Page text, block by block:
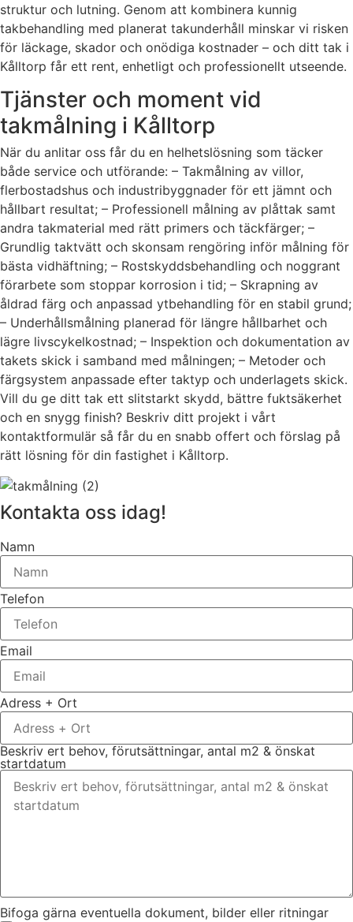
struktur och lutning. Genom att kombinera kunnig
takbehandling med planerat takunderhåll minskar vi risken
för läckage, skador och onödiga kostnader – och ditt tak i
Kålltorp får ett rent, enhetligt och professionellt utseende.
Tjänster och moment vid
takmålning i Kålltorp
När du anlitar oss får du en helhetslösning som täcker
både service och utförande: – Takmålning av villor,
flerbostadshus och industribyggnader för ett jämnt och
hållbart resultat; – Professionell målning av plåttak samt
andra takmaterial med rätt primers och täckfärger; –
Grundlig taktvätt och skonsam rengöring inför målning för
bästa vidhäftning; – Rostskyddsbehandling och noggrant
förarbete som stoppar korrosion i tid; – Skrapning av
åldrad färg och anpassad ytbehandling för en stabil grund;
– Underhållsmålning planerad för längre hållbarhet och
lägre livscykelkostnad; – Inspektion och dokumentation av
takets skick i samband med målningen; – Metoder och
färgsystem anpassade efter taktyp och underlagets skick.
Vill du ge ditt tak ett slitstarkt skydd, bättre fuktsäkerhet
och en snygg finish? Beskriv ditt projekt i vårt
kontaktformulär så får du en snabb offert och förslag på
rätt lösning för din fastighet i Kålltorp.
Kontakta oss idag!
Namn
Telefon
Email
Adress + Ort
Beskriv ert behov, förutsättningar, antal m2 & önskat
startdatum
Bifoga gärna eventuella dokument, bilder eller ritningar